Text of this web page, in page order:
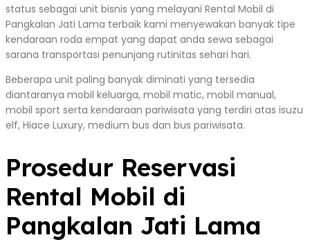
status sebagai unit bisnis yang melayani Rental Mobil di
Pangkalan Jati Lama terbaik kami menyewakan banyak tipe
kendaraan roda empat yang dapat anda sewa sebagai
sarana transportasi penunjang rutinitas sehari hari.
Beberapa unit paling banyak diminati yang tersedia
diantaranya mobil keluarga, mobil matic, mobil manual,
mobil sport serta kendaraan pariwisata yang terdiri atas isuzu
elf, Hiace Luxury, medium bus dan bus pariwisata.
Prosedur Reservasi
Rental Mobil di
Pangkalan Jati Lama